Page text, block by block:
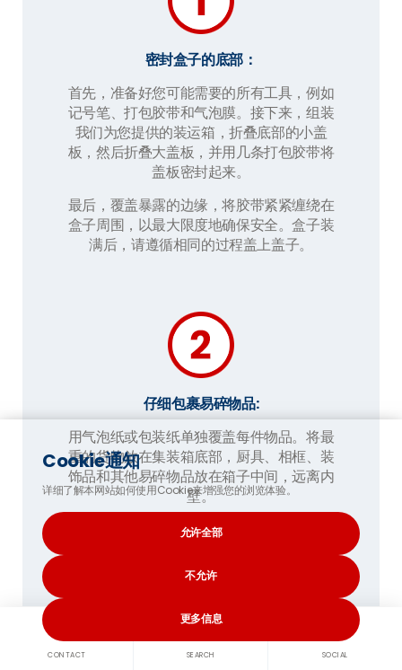
密封盒子的底部：
首先，准备好您可能需要的所有工具，例如
记号笔、打包胶带和气泡膜。接下来，组装
我们为您提供的装运箱，折叠底部的小盖
板，然后折叠大盖板，并用几条打包胶带将
盖板密封起来。
最后，覆盖暴露的边缘，将胶带紧紧缠绕在
盒子周围，以最大限度地确保安全。盒子装
满后，请遵循相同的过程盖上盖子。
仔细包裹易碎物品:
用气泡纸或包装纸单独覆盖每件物品。将最
重的货物放在集装箱底部，厨具、相框、装
饰品和其他易碎物品放在箱子中间，远离内
壁。
包装好后，轻轻摇晃盒子。如果您听到任何
纸、毛巾和其他柔软材料填补空隙。
CONTACT SEARCH SOCIAL
Cookie通知
详细了解本网站如何使用Cookie来增强您的浏览体验。
允许全部
不允许
更多信息